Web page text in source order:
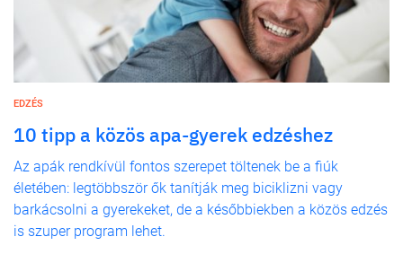
EDZÉS
10 tipp a közös apa-gyerek edzéshez
Az apák rendkívül fontos szerepet töltenek be a fiúk
életében: legtöbbször ők tanítják meg biciklizni vagy
barkácsolni a gyerekeket, de a későbbiekben a közös edzés
is szuper program lehet.